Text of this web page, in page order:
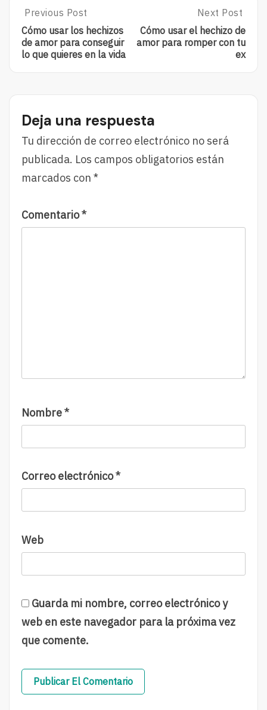
Post
navigation
Previous
Post:
Cómo
Usar
Los
Conseguir
Lo
Que
Quieres
La
Previous Post
Cómo usar los hechizos
de amor para conseguir
lo que quieres en la vida
Next
Post:
Cómo
Usar
Tu
Ex
Next Post
Cómo usar el hechizo de
amor para romper con tu
ex
Deja una respuesta
Tu dirección de correo electrónico no será
publicada. Los campos obligatorios están
marcados con *
Comentario*
Nombre*
Correo electrónico*
Web
Guarda mi nombre, correo electrónico y
web en este navegador para la próxima vez
que comente.